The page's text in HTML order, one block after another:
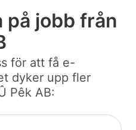
på jobb från
för att få e-
dyker upp fler
Pêk AB: